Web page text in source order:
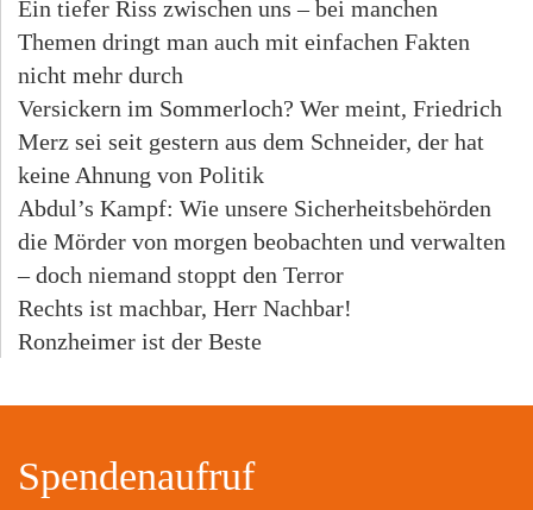
Ein tiefer Riss zwischen uns – bei manchen
Themen dringt man auch mit einfachen Fakten
nicht mehr durch
Versickern im Sommerloch? Wer meint, Friedrich
Merz sei seit gestern aus dem Schneider, der hat
keine Ahnung von Politik
Abdul’s Kampf: Wie unsere Sicherheitsbehörden
die Mörder von morgen beobachten und verwalten
– doch niemand stoppt den Terror
Rechts ist machbar, Herr Nachbar!
Ronzheimer ist der Beste
Spendenaufruf